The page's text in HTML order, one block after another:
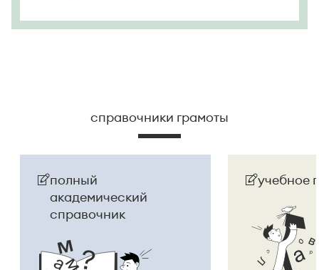
справочники грамоты
полный
академический
справочник
учебное